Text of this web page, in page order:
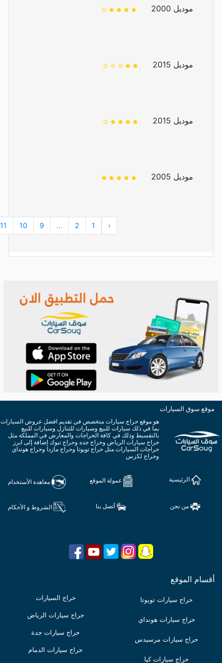
موديل 2000
موديل 2015
موديل 2015
موديل 2005
‹
1
2
...
9
10
11
موقع سوق السيارات
هو موقع حراج سيارات متخصص في تقديم افضل عروض السيارات
بما في ذلك سيارات للبيع وسيارات للتنازل وسيارات للبيع
بالتقسيط وذلك في كافة الحراجات والمعارض في المملكة مثل
حراج سيارات الرياض وحراج جده وحراج تبوك إضافة إلى ابرز
حراجات السيارات مثل حراج تويوتا وحراج مازدا وحراج هونداي
وحراج لكزس
معاهدة الأستخدام الرئيسية
أتصل بنا من نحن
أقسام الموقع
حراج السيارات
حراج سيارات الرياض
حراج سيارات جدة
حراج سيارات الدمام
حراج سيارات تويوتا
حراج سيارات هونداي
حراج سيارات مرسيدس
حراج سيارات كيا